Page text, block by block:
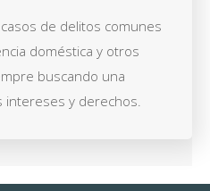
de delitos comunes
doméstica y otros
buscando una
y derechos.